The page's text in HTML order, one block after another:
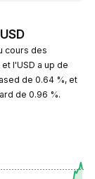
cours des
l'USD a up de
de 0.64 %, et
de 0.96 %.